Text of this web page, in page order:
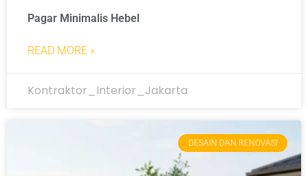
Pagar Minimalis Hebel
READ MORE »
Kontraktor_Interior_Jakarta
DESAIN DAN RENOVASI